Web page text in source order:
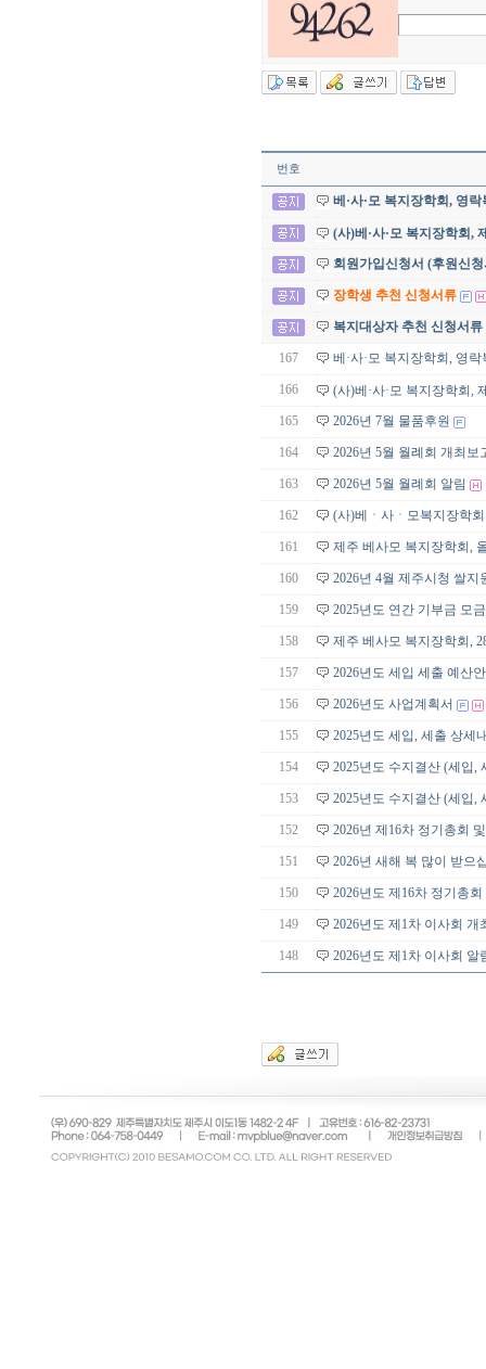
번호
베·사·모 복지장학회, 영
(사)베·사·모 복지장학회
회원가입신청서 (후원신
장학생 추천 신청서류
복지대상자 추천 신청서류
167 베·사·모 복지장학회, 영
166
(사)베·사·모 복지장학회
165
2026년 7월 물품후원
164 2026년 5월 월례회 개최보
163 2026년 5월 월례회 알림
162 (사)베ㆍ사ㆍ모복지장학
161 제주 베사모 복지장학회,
160 2026년 4월 제주시청 쌀지
159 2025년도 연간 기부금 모
158 제주 베사모 복지장학회,
157 2026년도 세입 세출 예산안
156 2026년도 사업계획서
155 2025년도 세입, 세출 상세
154 2025년도 수지결산 (세입,
153 2025년도 수지결산 (세입,
152 2026년 제16차 정기총회
151 2026년 새해 복 많이 받으
150 2026년도 제16차 정기총
149 2026년도 제1차 이사회 개
148 2026년도 제1차 이사회 알